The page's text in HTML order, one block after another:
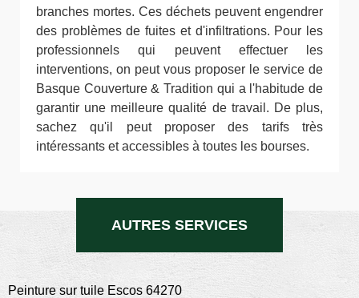
branches mortes. Ces déchets peuvent engendrer
des problèmes de fuites et d'infiltrations. Pour les
professionnels qui peuvent effectuer les
interventions, on peut vous proposer le service de
Basque Couverture & Tradition qui a l'habitude de
garantir une meilleure qualité de travail. De plus,
sachez qu'il peut proposer des tarifs très
intéressants et accessibles à toutes les bourses.
AUTRES SERVICES
Peinture sur tuile Escos 64270